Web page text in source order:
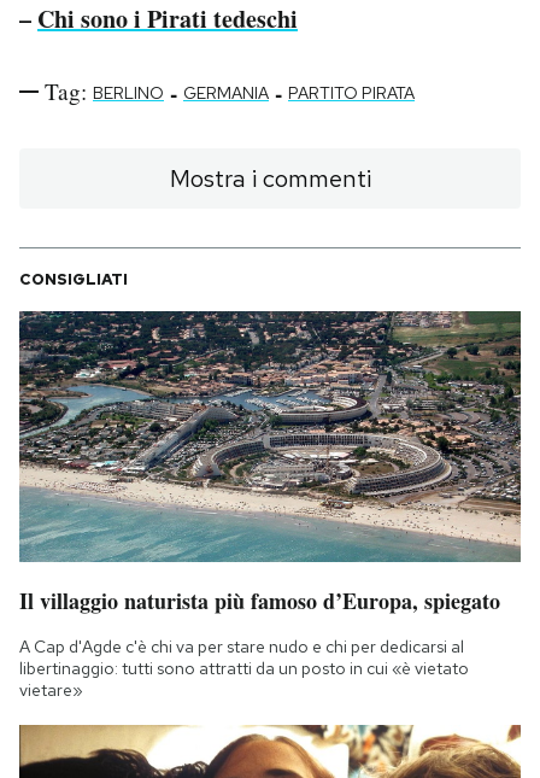
– Chi sono i Pirati tedeschi
Tag: BERLINO - GERMANIA - PARTITO PIRATA
Mostra i commenti
CONSIGLIATI
Il villaggio naturista più famoso d’Europa, spiegato
A Cap d'Agde c'è chi va per stare nudo e chi per dedicarsi al
libertinaggio: tutti sono attratti da un posto in cui «è vietato
vietare»